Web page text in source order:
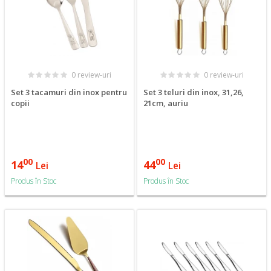
0 review-uri
Set 3 tacamuri din inox pentru
copii
1400 Lei
Produs în Stoc
0 review-uri
Set 3 teluri din inox, 31,26,
21cm, auriu
4400 Lei
Produs în Stoc